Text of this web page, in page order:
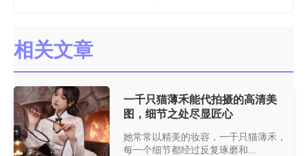
相关文章
一千只猫薄禾能代拍摄的高清美
图，细节之处尽显匠心
她常常以精美的妆容，一千只猫薄禾，
每一个细节都经过反复琢磨和...